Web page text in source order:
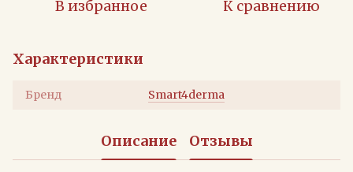
В избранное К сравнению
Характеристики
Бренд Smart4derma
Описание Отзывы